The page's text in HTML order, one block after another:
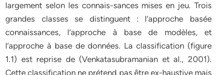
largement selon les connais-sances mises en jeu. Trois
grandes classes se distinguent : l’approche basée
connaissances, l’approche à base de modèles, et
l’approche à base de données. La classification (figure
1.1) est reprise de (Venkatasubramanian et al., 2001).
Cette classification ne prétend pas être ex-haustive mais